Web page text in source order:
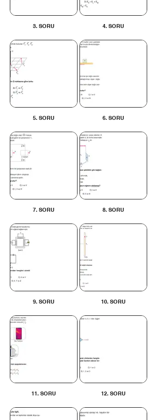
3. SORU 4. SORU
5. SORU 6. SORU
7. SORU 8. SORU
9. SORU 10. SORU
11. SORU 12. SORU